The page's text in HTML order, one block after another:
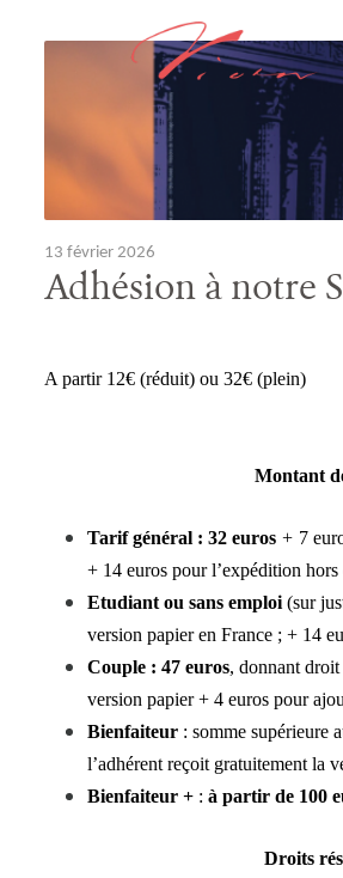
13 février 2026
Adhésion à notre
A partir 12€ (réduit) ou 32€ (plein)
Montant
Tarif général : 32 euros + 7
+ 14 euros pour l’expédition hors
Etudiant ou sans emploi(sur
version papier en France ; + 14
Couple : 47 euros, donnant
version papier + 4 euros pour
Bienfaiteur : somme supérieure
l’adhérent reçoit gratuitement la
Bienfaiteur + : à partir de 100
Droits